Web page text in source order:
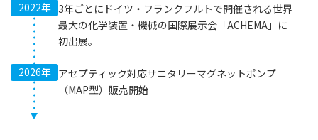
2022年 3年ごとにドイツ・フランクフルトで開催される世界
最大の化学装置・機械の国際展示会「ACHEMA」に
初出展。
2026年 アセプティック対応サニタリーマグネットポンプ
（MAP型）販売開始